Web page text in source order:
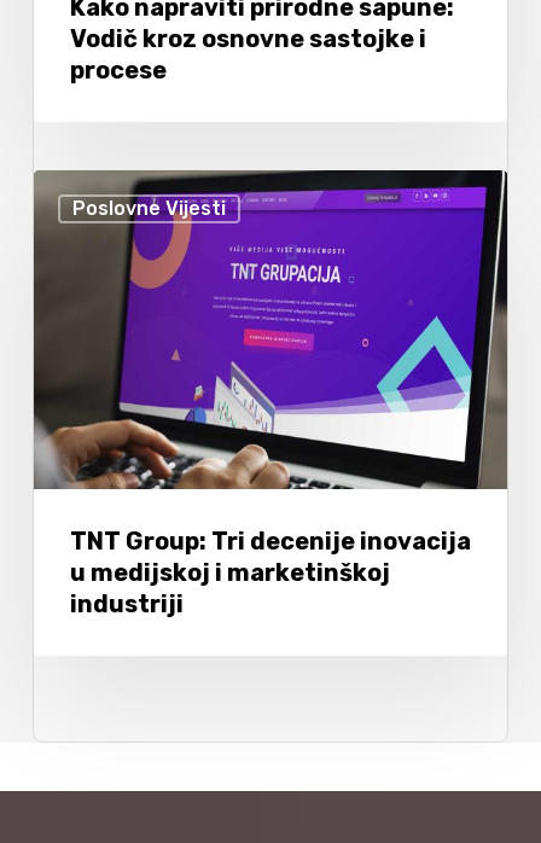
Kako napraviti prirodne sapune:
Vodič kroz osnovne sastojke i
procese
Poslovne Vijesti
TNT Group: Tri decenije inovacija
u medijskoj i marketinškoj
industriji